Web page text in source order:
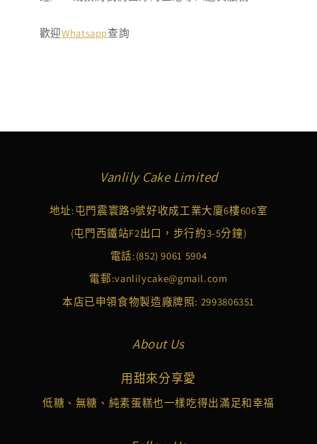
歡迎Whatsapp查詢
Vanlily Cake Limited
地址:屯門震寰路9號好收成工業大廈6樓606室
(屯門西鐵站F2出口，步行約3-5分鐘)
電話:(852) 9061 5904
電郵:vanlilycake@gmail.com
本店已申領食物製造廠牌照: 2993806351
About Us
用甜來分享愛
低糖、無糖、純素蛋糕也一樣吃得出滿足和幸福